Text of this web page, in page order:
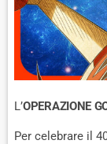
L’OPERAZIONE
Per celebrare il